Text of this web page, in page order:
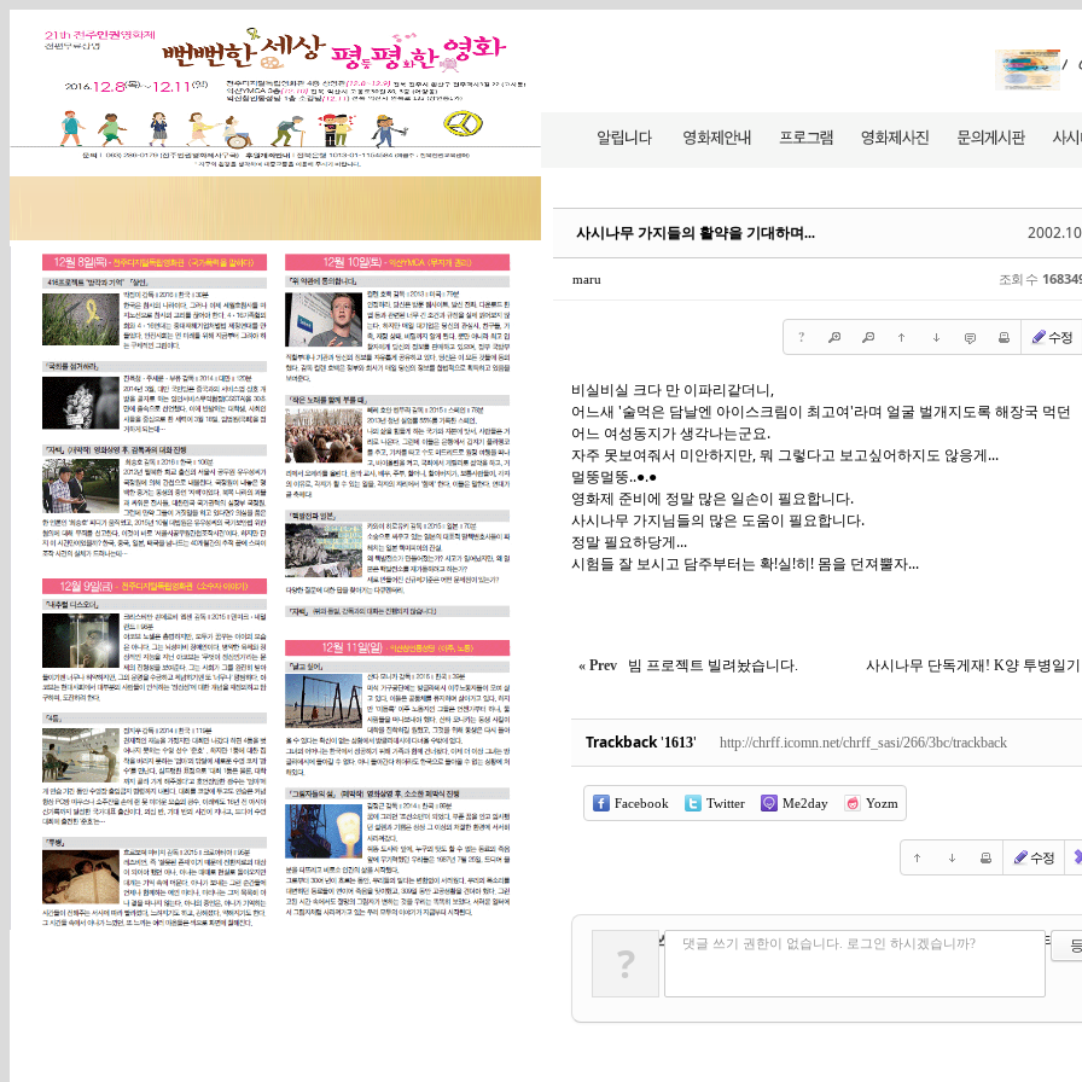
사시나무 가지들의 활약을 기대하며...
maru 조회 수
? 수정
비실비실 크다 만 이파리같더니,
어느새 '술먹은 담날엔 아이스크림이 최고여'라며 얼굴 벌개지도록 해장국 먹던
어느 여성동지가 생각나는군요.
자주 못보여줘서 미안하지만, 뭐 그렇다고 보고싶어하지도 않응게...
멀뚱멀뚱..●.●
영화제 준비에 정말 많은 일손이 필요합니다.
사시나무 가지님들의 많은 도움이 필요합니다.
정말 필요하당게...
시험들 잘 보시고 담주부터는 확!실!히! 몸을 던져뿔자...
« Prev 빔 프로젝트 빌려놨습니다. 사시나무 단독게재! K양 투병일기
Trackback'1613' http://chrff.icomn.net/chrff_sasi/266/3bc/trackback
Facebook Twitter Me2day Yozm
수정
댓글 쓰기 에디터 선
? 댓글 쓰기 권한이 없습니다. 로그인 하시겠습니까?
Sketchbook5, 스케치북5
Sketchbook5, 스케치북5
Sketchbook5, 스케치북5
Sketchbook5, 스케치북5